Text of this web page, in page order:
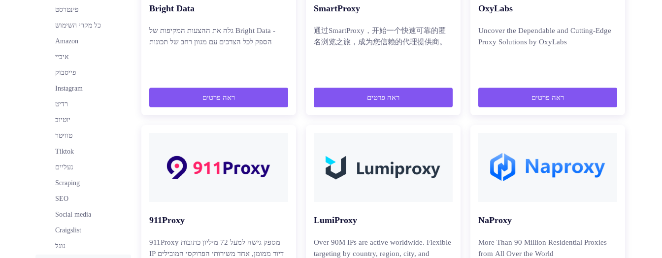
פינטרסט
כל מקרי השימוש
Amazon
איביי
פייסבוק
Instagram
רדיט
יוטיוב
טוויטר
Tiktok
נעליים
Scraping
SEO
Social media
Craigslist
גוגל
Bright Data
גלה את ההצעות המקיפות של Bright Data -
הספק לכל הצרכים עם מגוון רחב של תכונות
ראה פרטים
SmartProxy
通过SmartProxy，开始一个快速可靠的匿
名浏览之旅，成为您信赖的代理提供商。
ראה פרטים
OxyLabs
Uncover the Dependable and Cutting-Edge
Proxy Solutions by OxyLabs
ראה פרטים
911Proxy
911Proxy מספק גישה למעל 72 מיליון כתובות
IP דיור ממומן, אחד משירותי הפרוקסי המובילים
LumiProxy
Over 90M IPs are active worldwide. Flexible
targeting by country, region, city, and
NaProxy
More Than 90 Million Residential Proxies
from All Over the World